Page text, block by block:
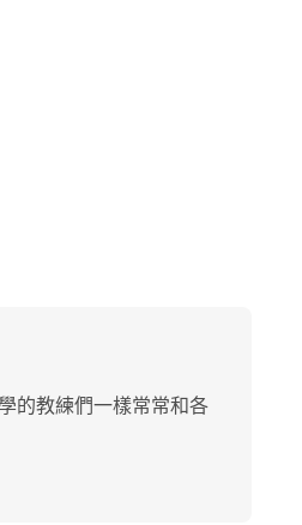
的教練們一樣常常和各